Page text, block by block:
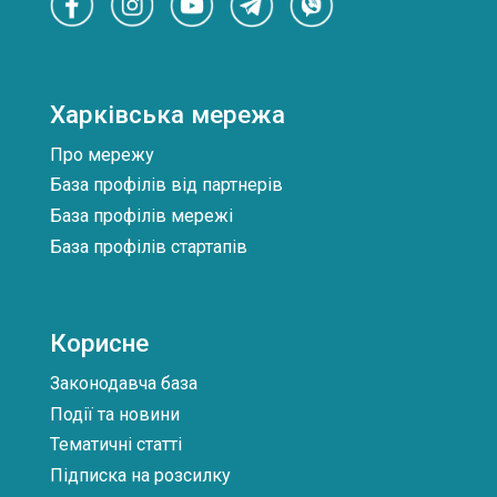
товщина - 2,5 / 4 мм матеріал - рифлений
Харківська мережа
Про мережу
База профілів від партнерів
База профілів мережі
База профілів стартапів
Корисне
Законодавча база
Події та новини
Тематичні статті
Підписка на розсилку